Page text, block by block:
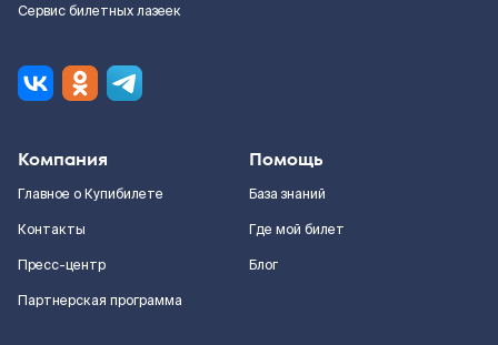
Сервис билетных лазеек
Компания
Главное о Купибилете
Контакты
Пресс-центр
Партнерская программа
Помощь
База знаний
Где мой билет
Блог